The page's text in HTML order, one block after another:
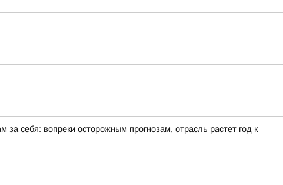
себя: вопреки осторожным прогнозам, отрасль растет год к